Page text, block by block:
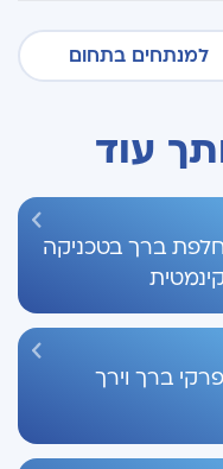
למנתחים בתחום
עוד
ברך בטכניקה
ברך וירך